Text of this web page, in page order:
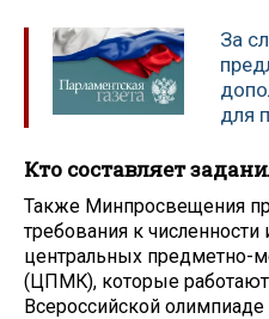
За
для
Кто составляет
Также Минпросвещения
требования к
центральных предметно-
(ЦПМК), которые
Всероссийской